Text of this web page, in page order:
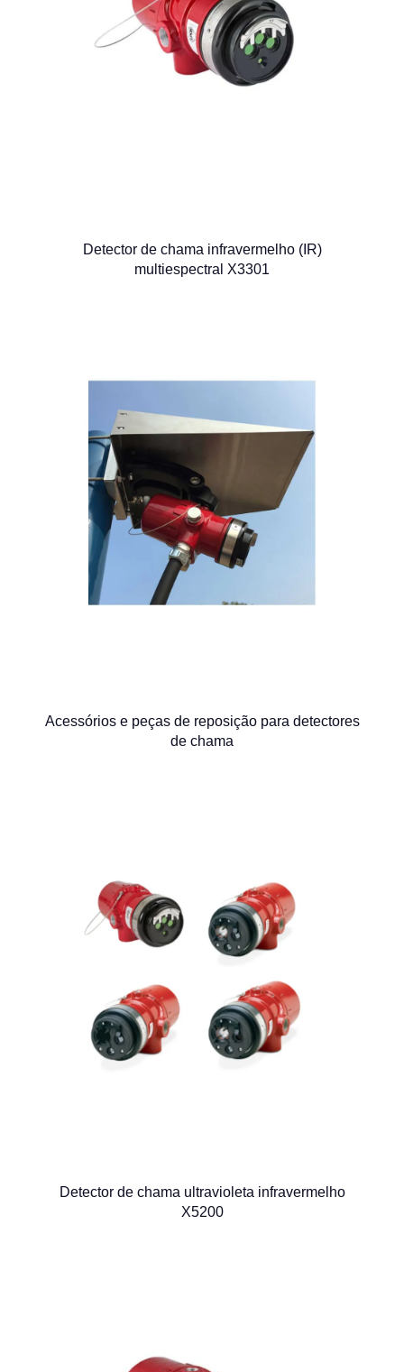
Detector de chama infravermelho (IR)
multiespectral X3301
Acessórios e peças de reposição para detectores
de chama
Detector de chama ultravioleta infravermelho
X5200